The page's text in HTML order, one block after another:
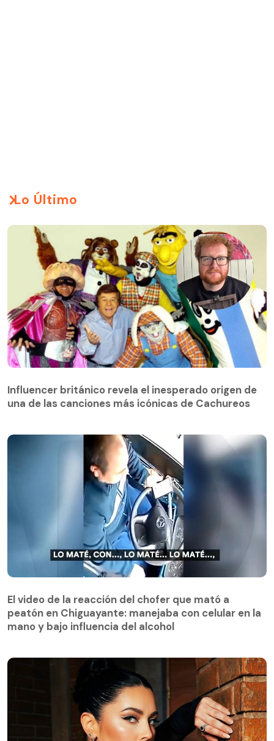
Lo Último
Influencer británico revela el inesperado origen de
una de las canciones más icónicas de Cachureos
peatón en Chiguayante: manejaba con celular en la
mano y bajo influencia del alcohol
El video de la reacción del chofer que mató a
peatón en Chiguayante: manejaba con celular en la
mano y bajo influencia del alcohol